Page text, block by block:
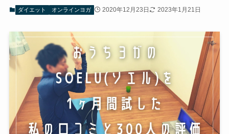
ダイエット オンラインヨガ 2020年12月23日 2023年1月21日